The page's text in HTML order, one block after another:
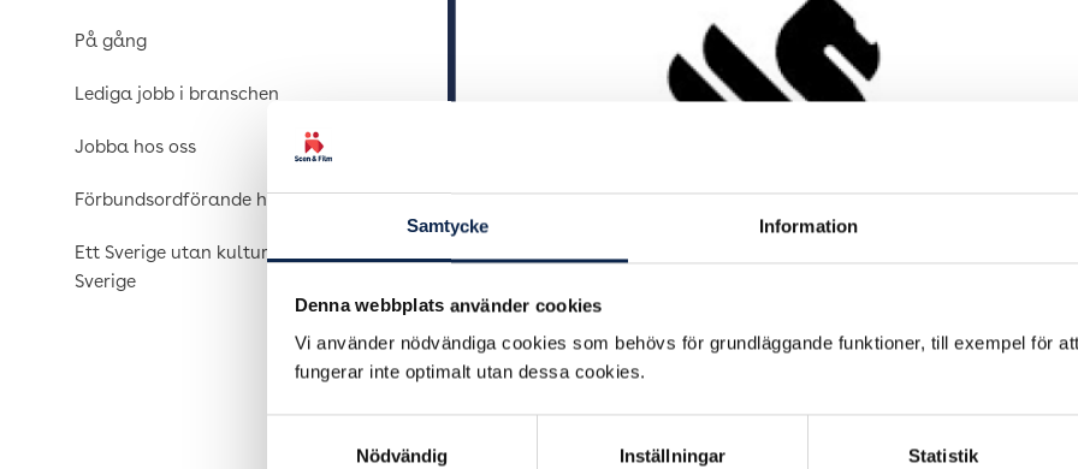
Samtycke Information
Denna webbplats använder cookies
Vi använder nödvändiga cookies som behövs för grundläggande funktioner, till exempel för
fungerar inte optimalt utan dessa cookies.
Nödvändig
Inställningar Statistik
På gång
Lediga jobb i branschen
Jobba hos oss
Förbundsordförande har ordet
Ett Sverige utan kultur är ett tyst
Sverige
Stipendiet kan sökas av dig som är medlem i fackförbundet Scen